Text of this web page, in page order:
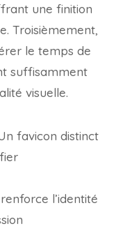
une finition
Troisièmement,
le temps de
suffisamment
visuelle.
favicon distinct
l’identité